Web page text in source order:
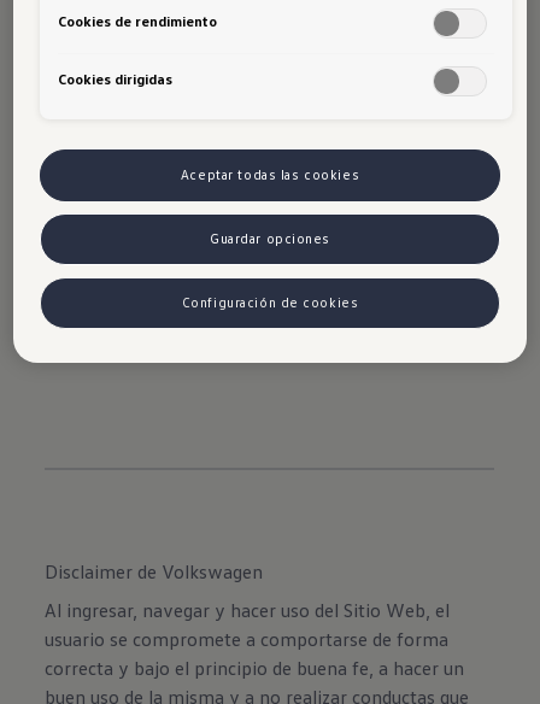
central renovada con carga sin cable,
control por voz y modos de conducción.
Los detalles decorativos y 30 colores de
espacio cómodo, intuitivo y de alta
Ofrece una experiencia única en su
interior con asientos cómodos con
función de masaje con distintos
programas y duraciones.
Disclaimer de Volkswagen
Al ingresar, navegar y hacer uso del Sitio Web, el
usuario se compromete a comportarse de forma
correcta y bajo el principio de buena fe, a hacer un
buen uso de la misma y a no realizar conductas que
Cookies de rendimiento
Cookies dirigidas
Aceptar todas las cookies
Guardar opciones
Configuración de cookies